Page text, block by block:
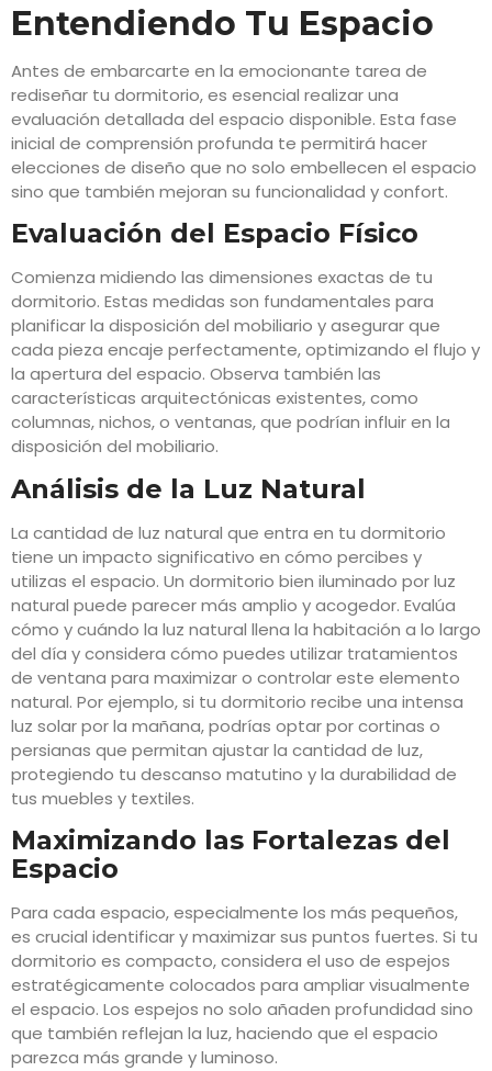
Entendiendo Tu Espacio
Antes de embarcarte en la emocionante tarea de
rediseñar tu dormitorio, es esencial realizar una
evaluación detallada del espacio disponible. Esta fase
inicial de comprensión profunda te permitirá hacer
elecciones de diseño que no solo embellecen el espacio
sino que también mejoran su funcionalidad y confort.
Evaluación del Espacio Físico
Comienza midiendo las dimensiones exactas de tu
dormitorio. Estas medidas son fundamentales para
planificar la disposición del mobiliario y asegurar que
cada pieza encaje perfectamente, optimizando el flujo y
la apertura del espacio. Observa también las
características arquitectónicas existentes, como
columnas, nichos, o ventanas, que podrían influir en la
disposición del mobiliario.
Análisis de la Luz Natural
La cantidad de luz natural que entra en tu dormitorio
tiene un impacto significativo en cómo percibes y
utilizas el espacio. Un dormitorio bien iluminado por luz
natural puede parecer más amplio y acogedor. Evalúa
cómo y cuándo la luz natural llena la habitación a lo largo
del día y considera cómo puedes utilizar tratamientos
de ventana para maximizar o controlar este elemento
natural. Por ejemplo, si tu dormitorio recibe una intensa
luz solar por la mañana, podrías optar por cortinas o
persianas que permitan ajustar la cantidad de luz,
protegiendo tu descanso matutino y la durabilidad de
tus muebles y textiles.
Maximizando las Fortalezas del
Espacio
Para cada espacio, especialmente los más pequeños,
es crucial identificar y maximizar sus puntos fuertes. Si tu
dormitorio es compacto, considera el uso de espejos
estratégicamente colocados para ampliar visualmente
el espacio. Los espejos no solo añaden profundidad sino
que también reflejan la luz, haciendo que el espacio
parezca más grande y luminoso.